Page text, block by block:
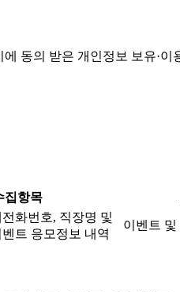
동의 받은 개인정보 보유·
집항목
화번호, 직장명 및
트 응모정보 내역
이벤트 및